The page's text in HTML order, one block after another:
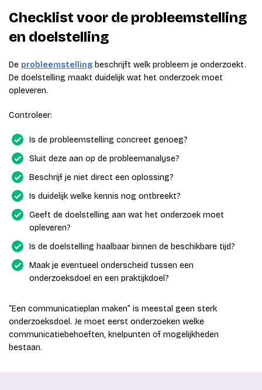
Checklist voor de probleemstelling
en doelstelling
De probleemstelling beschrijft welk probleem je onderzoekt.
De doelstelling maakt duidelijk wat het onderzoek moet
opleveren.
Controleer:
Is de probleemstelling concreet genoeg?
Sluit deze aan op de probleemanalyse?
Beschrijf je niet direct een oplossing?
Is duidelijk welke kennis nog ontbreekt?
Geeft de doelstelling aan wat het onderzoek moet
opleveren?
Is de doelstelling haalbaar binnen de beschikbare tijd?
Maak je eventueel onderscheid tussen een
onderzoeksdoel en een praktijkdoel?
“Een communicatieplan maken” is meestal geen sterk
onderzoeksdoel. Je moet eerst onderzoeken welke
communicatiebehoeften, knelpunten of mogelijkheden
bestaan.